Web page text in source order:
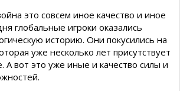
это совсем иное качество и иное
глобальные игроки оказались
историю. Они покусились на
уже несколько лет присутствует
А вот это уже иные и качество силы и